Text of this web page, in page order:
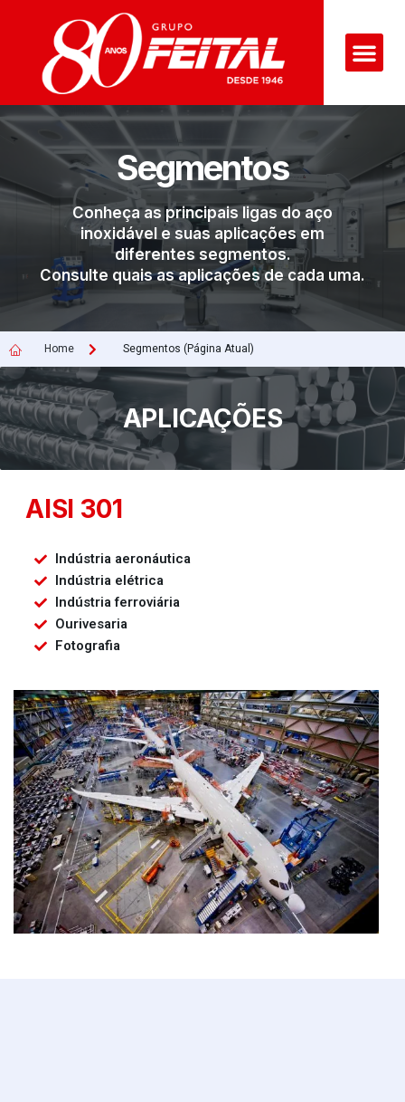
Segmentos
Conheça as principais ligas do aço
inoxidável e suas aplicações em
diferentes segmentos.
Consulte quais as aplicações de cada uma.
Home Segmentos (Página Atual)
APLICAÇÕES
AISI 301
Indústria aeronáutica
Indústria elétrica
Indústria ferroviária
Ourivesaria
Fotografia